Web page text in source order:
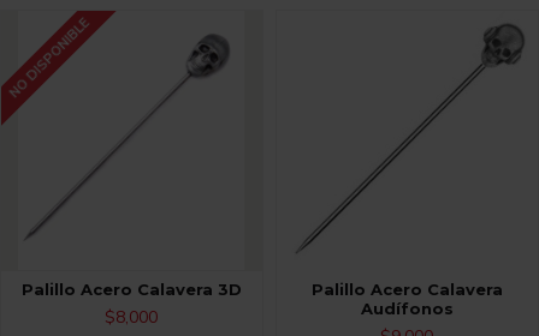
NO DISPONIBLE
Palillo Acero Calavera 3D
$8,000
Palillo Acero Calavera
Audífonos